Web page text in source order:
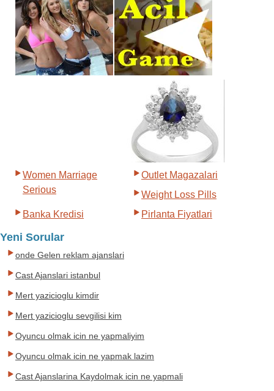
Women Marriage
Serious
Outlet Magazalari
Weight Loss Pills
Banka Kredisi
Pirlanta Fiyatlari
Yeni Sorular
onde Gelen reklam ajanslari
Cast Ajanslari istanbul
Mert yazicioglu kimdir
Mert yazicioglu sevgilisi kim
Oyuncu olmak icin ne yapmaliyim
Oyuncu olmak icin ne yapmak lazim
Cast Ajanslarina Kaydolmak icin ne yapmali